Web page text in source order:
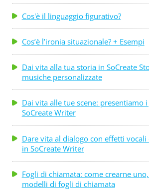
Cos'è il linguaggio figurativo?
Cos’è l’ironia situazionale? + Esempi
Dai vita alla tua storia in SoCreate
musiche personalizzate
Dai vita alle tue scene: presentiamo
SoCreate Writer
Dare vita al dialogo con effetti vocali
in SoCreate Writer
Fogli di chiamata: come crearne
modelli di fogli di chiamata